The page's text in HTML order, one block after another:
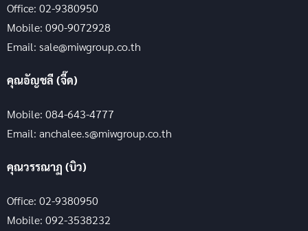
Office: 02-9380950
Mobile: 090-9072928
Email: sale@miwgroup.co.th
คุณอัญชลี (จี๊ด)
Mobile: 084-643-4777
Email: anchalee.s@miwgroup.co.th
คุณวรรณาฏ (บิว)
Office: 02-9380950
Mobile: 092-3538232